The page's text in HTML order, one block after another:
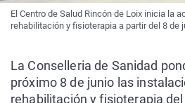
El Centro de Salud Rincón de Loix inicia la
rehabilitación y fisioterapia a partir del 8 de
La Conselleria de Sanidad
próximo 8 de junio las
rehabilitación y fisioterapia